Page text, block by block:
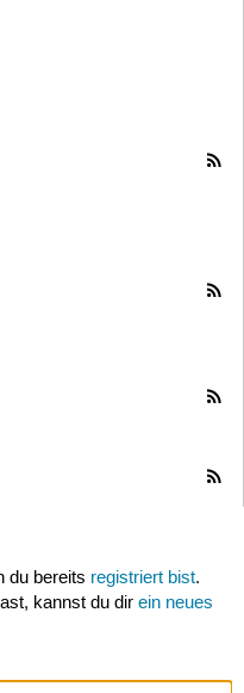
du bereits registriert bist.
kannst du dir ein neues